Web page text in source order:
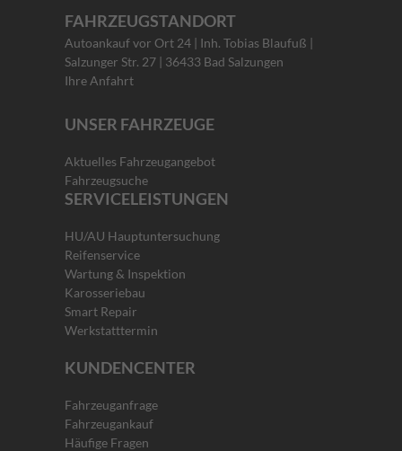
FAHRZEUGSTANDORT
Autoankauf vor Ort 24 | Inh. Tobias Blaufuß |
Salzunger Str. 27 | 36433 Bad Salzungen
Ihre Anfahrt
UNSER FAHRZEUGE
Aktuelles Fahrzeugangebot
Fahrzeugsuche
SERVICELEISTUNGEN
HU/AU Hauptuntersuchung
Reifenservice
Wartung & Inspektion
Karosseriebau
Smart Repair
Werkstatttermin
KUNDENCENTER
Fahrzeuganfrage
Fahrzeugankauf
Häufige Fragen